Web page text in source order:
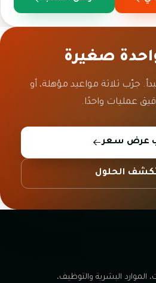
صغيرة
جرّب ثلاثة مواعيد مؤهلة، أو
عمليات واحدًا.
عرض سعر
الحلول
البشرية والتوظيف،